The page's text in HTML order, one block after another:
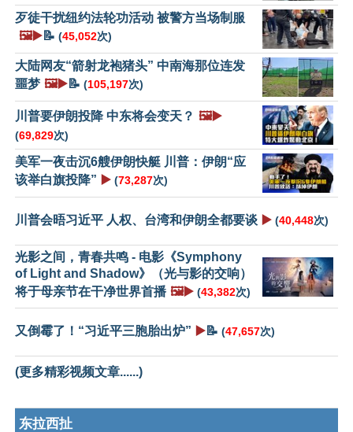
歹徒干扰纽约法轮功活动 被警方当场制服
🖼️▶️📝 (45,052次)
大陆网友“箭射龙袍猪头” 中南海那位连发
噩梦 🖼️▶️📝 (105,197次)
川普要伊朗投降 中东将会变天？ 🖼️▶️
(69,829次)
美军一夜击沉6艘伊朗快艇 川普：伊朗“应
该举白旗投降” ▶️ (73,287次)
川普会晤习近平 人权、台湾和伊朗全都要谈 ▶️ (40,448次)
光影之间，青春共鸣 - 电影《Symphony
of Light and Shadow》（光与影的交响）
将于母亲节在干净世界首播 🖼️▶️ (43,382次)
又倒霉了！“习近平三胞胎出炉” ▶️📝 (47,657次)
(更多精彩视频文章......)
东拉西扯